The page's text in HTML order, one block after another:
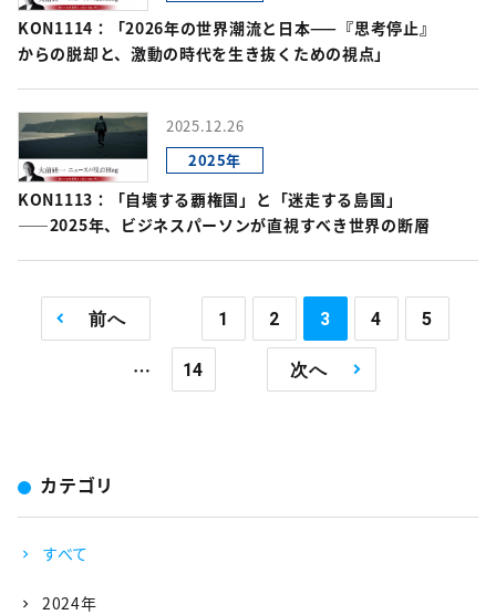
KON1114：「2026年の世界潮流と日本——『思考停止』
からの脱却と、激動の時代を生き抜くための視点」
2025.12.26
2025年
KON1113：「自壊する覇権国」と「迷走する島国」
――2025年、ビジネスパーソンが直視すべき世界の断層
前へ 1 2 3 4 5
… 14 次へ
カテゴリ
すべて
2024年